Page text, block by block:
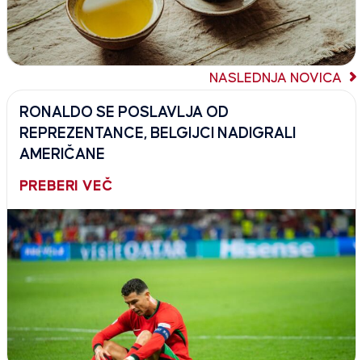
NASLEDNJA NOVICA
RONALDO SE POSLAVLJA OD
REPREZENTANCE, BELGIJCI NADIGRALI
AMERIČANE
PREBERI VEČ